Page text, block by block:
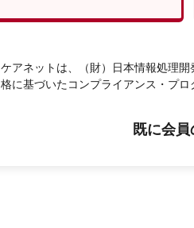
ケアネットは、（財）日本情報処理
格に基づいたコンプライアンス・プ
既に会